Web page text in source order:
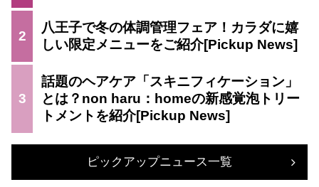
2
八王子で冬の体調管理フェア！カラダに嬉
しい限定メニューをご紹介
3
話題のヘアケア「スキニフィケーション」
とは？non haru：homeの新感覚泡トリー
トメントを紹介
ピックアップニュース一覧